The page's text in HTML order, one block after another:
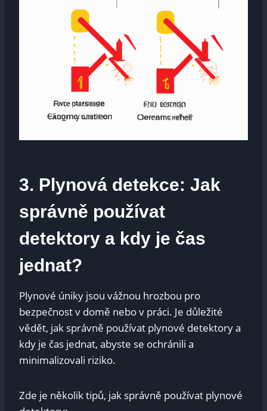
3. Plynová detekce: Jak
správně používat
detektory a kdy je čas
jednat?
Plynové úniky jsou vážnou hrozbou pro
bezpečnost v domě nebo v práci. Je důležité
vědět, jak správně používat plynové detektory a
kdy je čas jednat, abyste se ochránili a
minimalizovali riziko.
Zde je několik tipů, jak správně používat plynové